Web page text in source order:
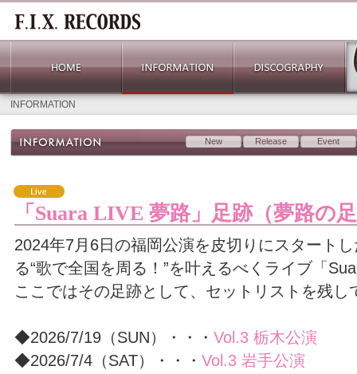
INFORMATION
New Release Event
「Suara LIVE 夢路」足跡（夢路の
2024年7月6日の福岡公演を皮切りにスタート
る“歌で全国を周る！”を叶えるべくライブ「
ここではその足跡として、セットリストを残し
◆2026/7/19（SUN）・・・ Vol.3 栃木公演
◆2026/7/4（SAT）・・・ Vol.3 岩手公演